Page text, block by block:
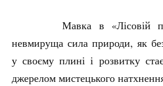
Мавка в «Лісовій
невмируща сила природи, як
у своєму плині і розвитку
джерелом мистецького